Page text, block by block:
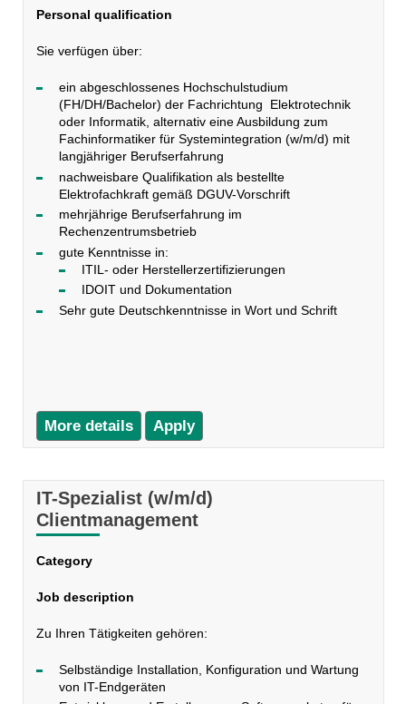
Personal qualification
Sie verfügen über:
ein abgeschlossenes Hochschulstudium
(FH/DH/Bachelor) der Fachrichtung Elektrotechnik
oder Informatik, alternativ eine Ausbildung zum
Fachinformatiker für Systemintegration (w/m/d) mit
langjähriger Berufserfahrung
nachweisbare Qualifikation als bestellte
Elektrofachkraft gemäß DGUV-Vorschrift
mehrjährige Berufserfahrung im
Rechenzentrumsbetrieb
gute Kenntnisse in:
ITIL- oder Herstellerzertifizierungen
IDOIT und Dokumentation
Sehr gute Deutschkenntnisse in Wort und Schrift
More details Apply
IT-Spezialist (w/m/d)
Clientmanagement
Category
Job description
Zu Ihren Tätigkeiten gehören:
Selbständige Installation, Konfiguration und Wartung
von IT-Endgeräten